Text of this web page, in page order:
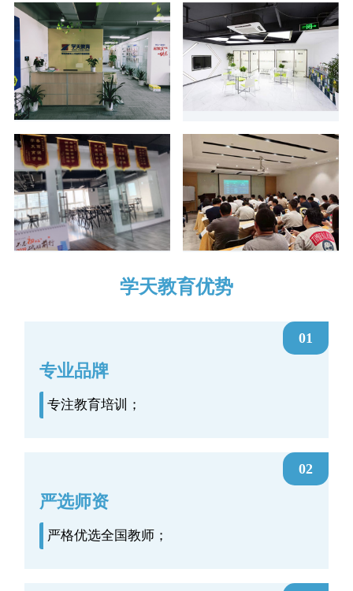
学天教育优势
01
专业品牌
专注教育培训；
02
严选师资
严格优选全国教师；